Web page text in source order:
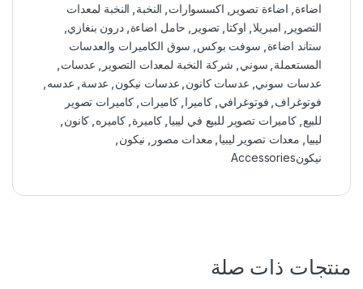
اضاءة اضاءة تصوير اكسسوارات النخبة النخبة لمعدات
التصوير
امبريلا, اوكتا تصوير حامل اضاءة ,درون بنغازي
ستاند اضاءة سوفت بوكس سوق الكاميرات والعدسات
المستعملة سوني شركة النخبة لمعدات التصوير عدسات
عدسات سوني عدسات كانون عدسات نيكون عدسة عدسه
فوتوغراف فوتوغرافي ,كاميرا ,كاميرات كاميرات تصوير
للبيع ,كاميرات تصوير للبيع في ليبيا كاميرة كاميره كانون
ليبيا معدات تصوير ليبيا معدات مصور نيكون
نيكونAccessories
منتجات ذات صلة